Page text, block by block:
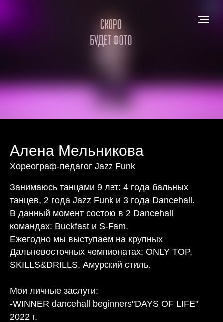
Алена Мельникова
Хореограф-педагог Jazz Funk
Занимаюсь танцами 9 лет: 4 года бальных
танцев, 2 года Jazz Funk и 3 года Dancehall.
В данный момент состою в 2 Dancehall
командах: Buckfast и S-Fam.
Ежегодно мы выступаем на крупных
Дальневосточных чемпионатах: ONLY TOP,
SKILLS&DRILLS, Амурский стиль.
Мои личные заслуги:
-WINNER dancehall beginners"DAYS OF LIFE"
2022 г.